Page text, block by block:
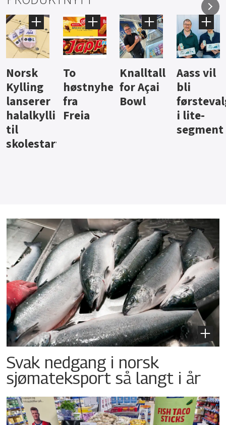
Knalltall
for Açai
Bowl
Aass vil
bli
førstevalg
i lite-
Brus og
jus fra
Berentsen
Hard
iste fra
Hansa
Svak nedgang i norsk
sjømateksport så langt i år